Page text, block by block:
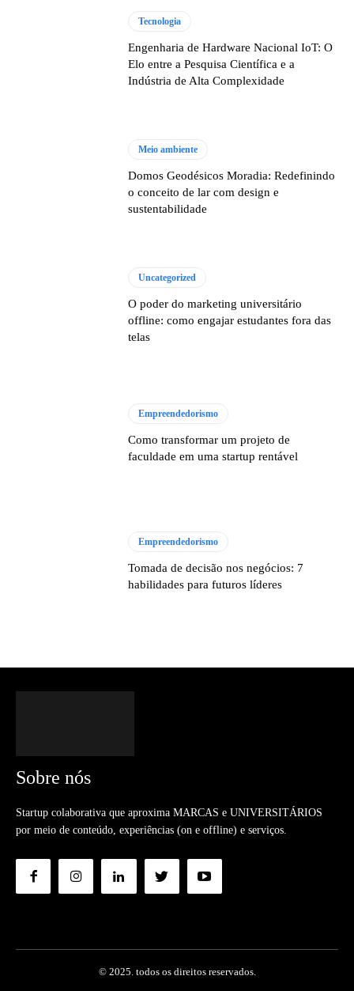
Tecnologia
Engenharia de Hardware Nacional IoT: O
Elo entre a Pesquisa Científica e a
Indústria de Alta Complexidade
Meio ambiente
Domos Geodésicos Moradia: Redefinindo
o conceito de lar com design e
sustentabilidade
Uncategorized
O poder do marketing universitário
offline: como engajar estudantes fora das
telas
Empreendedorismo
Como transformar um projeto de
faculdade em uma startup rentável
Empreendedorismo
Tomada de decisão nos negócios: 7
habilidades para futuros líderes
Sobre nós
Startup colaborativa que aproxima MARCAS e UNIVERSITÁRIOS
por meio de conteúdo, experiências (on e offline) e serviços.
© 2025. todos os direitos reservados.